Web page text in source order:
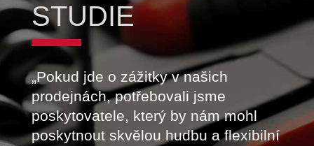
STUDIE
„Pokud jde o zážitky v našich
prodejnách, potřebovali jsme
poskytovatele, který by nám mohl
poskytnout skvělou hudbu a flexibilní